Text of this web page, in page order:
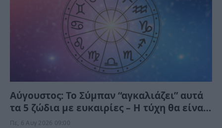
Αύγουστος: Το Σύμπαν “αγκαλιάζει” αυτά
τα 5 ζώδια με ευκαιρίες – Η τύχη θα είναι
με το μέρος τους
Πε, 6 Αυγ 2026 09:00